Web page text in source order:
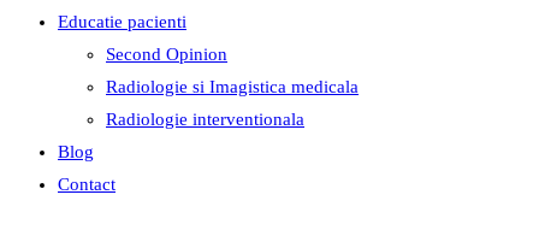
Educatie pacienti
Second Opinion
Radiologie si Imagistica medicala
Radiologie interventionala
Blog
Contact